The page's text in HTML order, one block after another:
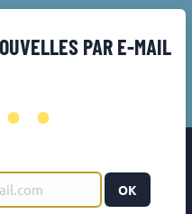
PAR E-MAIL
OK